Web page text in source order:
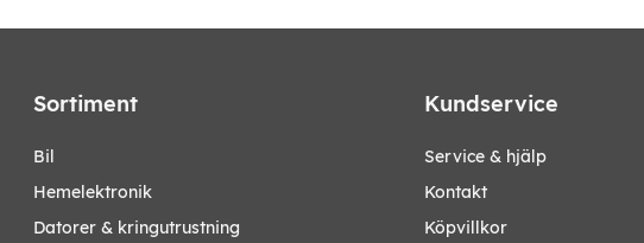
Sortiment
bil
hemelektronik
datorer & kringutrustning
Kundservice
Service & hjälp
Kontakt
Köpvillkor